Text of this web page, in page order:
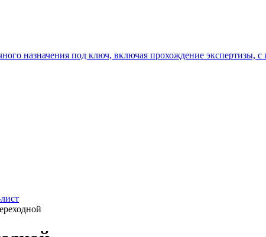
назначения под ключ, включая прохождение